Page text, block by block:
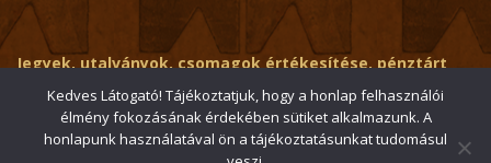
Jegyek, utalványok, csomagok értékesítése, pénztárt
érintő kérdések:
ertekesito@fehervar-arpadfurdo.hu
Általános érdeklődés: info@fehervar-arpadfurdo.hu
Kedves Látogató! Tájékoztatjuk, hogy a honlap felhasználói
élmény fokozásának érdekében sütiket alkalmazunk. A
honlapunk használatával ön a tájékoztatásunkat tudomásul